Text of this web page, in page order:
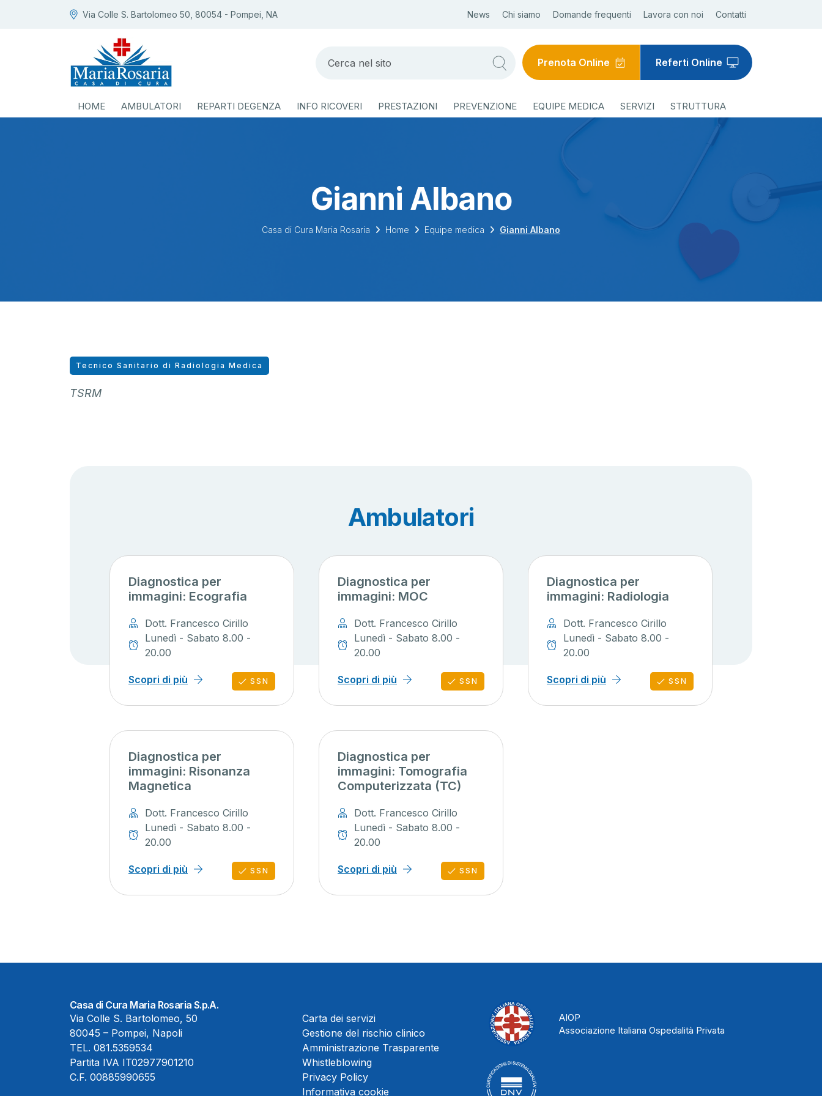
Via Colle S. Bartolomeo 50, 80054 - Pompei, NA News Chi siamo Domande frequenti Lavora con noi Contatti
Prenota Online Referti Online
HOME AMBULATORI REPARTI DEGENZA INFO RICOVERI PRESTAZIONI PREVENZIONE EQUIPE MEDICA SERVIZI STRUTTURA
Gianni Albano
Casa di Cura Maria Rosaria Home Equipe medica Gianni Albano
Tecnico Sanitario di Radiologia Medica
TSRM
Ambulatori
Diagnostica per
immagini: Ecografia
Dott. Francesco Cirillo
Lunedì - Sabato 8.00 -
20.00
Scopri di più SSN
Diagnostica per
immagini: MOC
Dott. Francesco Cirillo
Lunedì - Sabato 8.00 -
20.00
Scopri di più SSN
Diagnostica per
immagini: Radiologia
Dott. Francesco Cirillo
Lunedì - Sabato 8.00 -
20.00
Scopri di più SSN
Diagnostica per
immagini: Risonanza
Magnetica
Dott. Francesco Cirillo
Lunedì - Sabato 8.00 -
20.00
Scopri di più SSN
Diagnostica per
immagini: Tomografia
Computerizzata (TC)
Dott. Francesco Cirillo
Lunedì - Sabato 8.00 -
20.00
Scopri di più SSN
Casa di Cura Maria Rosaria S.p.A.
Via Colle S. Bartolomeo, 50
80045 – Pompei, Napoli
TEL. 081.5359534
Partita IVA IT02977901210
C.F. 00885990655
Carta dei servizi
Gestione del rischio clinico
Amministrazione Trasparente
Whistleblowing
Privacy Policy
Informativa cookie
AIOP
Associazione Italiana Ospedalità Privata